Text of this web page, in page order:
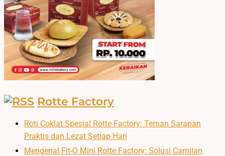
Rotte Factory
Roti Coklat Spesial Rotte Factory: Teman Sarapan
Praktis dan Lezat Setiap Hari
Mengenal Fit-O Mini Rotte Factory: Solusi Camilan